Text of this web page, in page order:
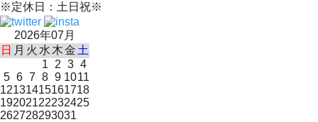
※定休日：土日祝※
2026年07月
日 月 火 水 木金 土
1
2 3 4
5 6 7 8 9 1011
12131415161718
19202122232425
262728293031